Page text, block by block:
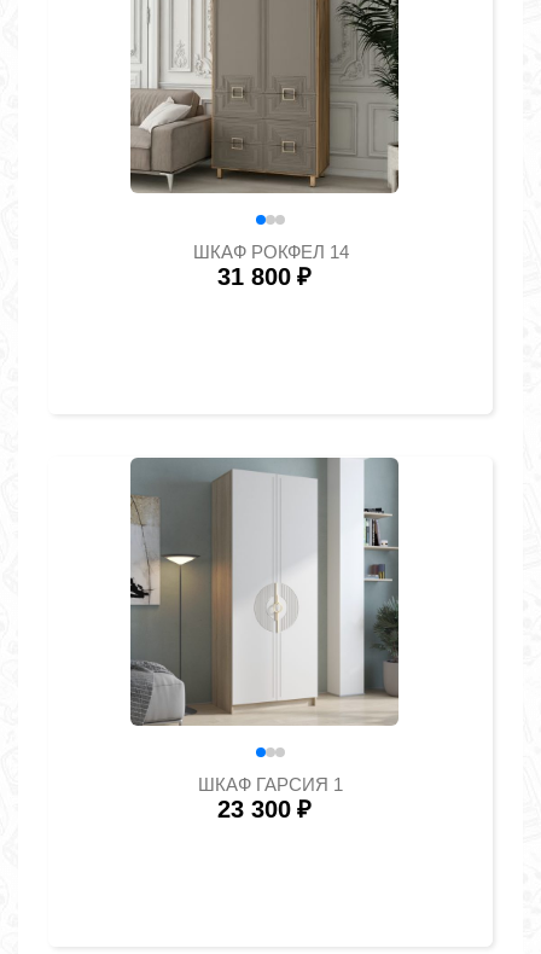
ШКАФ РОКФЕЛ 14
31 800 ₽
ШКАФ ГАРСИЯ 1
23 300 ₽